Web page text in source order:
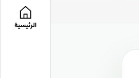
الرئيسية